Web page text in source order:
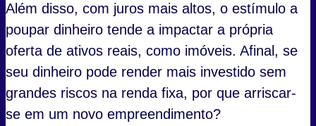
Além disso, com juros mais altos, o estímulo a
poupar dinheiro tende a impactar a própria
oferta de ativos reais, como imóveis. Afinal, se
seu dinheiro pode render mais investido sem
grandes riscos na renda fixa, por que arriscar-
se em um novo empreendimento?